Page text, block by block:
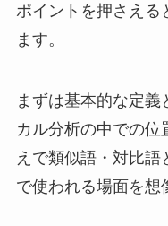
ポイントを押さえる
ます。
まずは基本的な定
カル分析の中での位
えで類似語・対比語
で使われる場面を想